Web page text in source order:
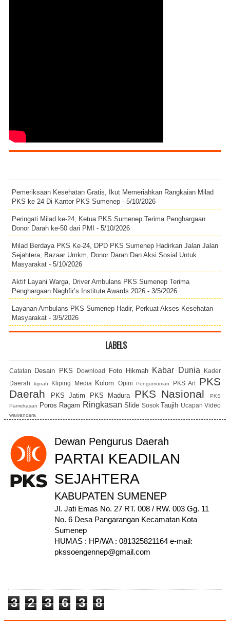
Pemeriksaan Kesehatan Gratis, Ikut Memeriahkan Rangkaian Milad
PKS ke 24 Di Kantor PKS Sumenep - 5/10/2026
Peringati Milad ke-24, Ketua PKS Sumenep Terima Penghargaan
Donor Darah ke-50 dari PMI
- 5/10/2026
Milad Berdaya PKS Ke-24, DPD PKS Sumenep Hadirkan Jalan Jalan
Sejahtera, Bazaar Umkm, Donor Darah Dan Aksi Sosial Untuk
Masyarakat - 5/10/2026
Aktif Layani Warga, Driver Ambulans PKS Sumenep Terima
Penghargaan Naghfir’s Institute Awards 2026 - 3/5/2026
Layanan Ambulans PKS Sumenep Hadir, Perkuat Akses Kesehatan
Masyarakat - 3/5/2026
LABELS
Catatan Desain PKS Download Foto Hikmah Kabar Dunia
Kader
Daerah
kiprah Kliping Media Kolom Opini Pengumuman PKS Art
PKS
Daerah
PKS Jatim PKS Madura PKS Nasional
PKS
Pamekasan
Poros Ragam Ringkasan Slide Sosok Taujih Ucapan Video
wawancara
Dewan Pengurus Daerah
PARTAI KEADILAN
SEJAHTERA
KABUPATEN SUMENEP
Jl. Jati Emas No. 27 RT. 008 / RW. 003 Gg. 11
No. 6 Desa Pangarangan Kecamatan Kota
Sumenep
HUMAS : HP/WA : 081325821164 e-mail:
pkssoengennep@gmail.com
3 2 3 6 3 8